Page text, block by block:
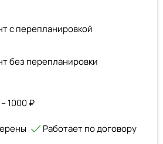
с перепланировкой
без перепланировки
– 1000 ₽
Работает по договору